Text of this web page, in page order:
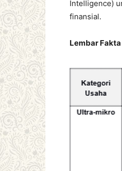
Intelligence)
finansial.
Lembar Fakta